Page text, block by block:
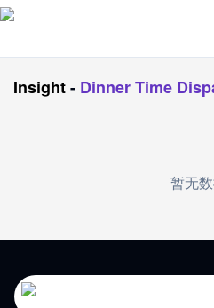
Insight- Dinner Time
暂无